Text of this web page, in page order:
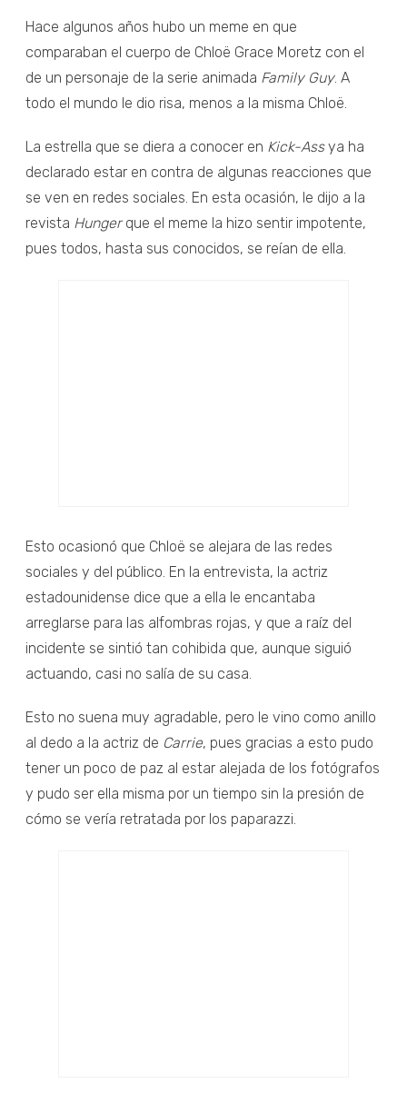
Hace algunos años hubo un meme en que
comparaban el cuerpo de Chloë Grace Moretz con el
de un personaje de la serie animada Family Guy. A
todo el mundo le dio risa, menos a la misma Chloë.
La estrella que se diera a conocer en Kick-Assya ha
declarado estar en contra de algunas reacciones que
se ven en redes sociales. En esta ocasión, le dijo a la
revista Hungerque el meme la hizo sentir impotente,
pues todos, hasta sus conocidos, se reían de ella.
Esto ocasionó que Chloë se alejara de las redes
sociales y del público. En la entrevista, la actriz
estadounidense dice que a ella le encantaba
arreglarse para las alfombras rojas, y que a raíz del
incidente se sintió tan cohibida que, aunque siguió
actuando, casi no salía de su casa.
Esto no suena muy agradable, pero le vino como anillo
al dedo a la actriz de Carrie, pues gracias a esto pudo
tener un poco de paz al estar alejada de los fotógrafos
y pudo ser ella misma por un tiempo sin la presión de
cómo se vería retratada por los paparazzi.